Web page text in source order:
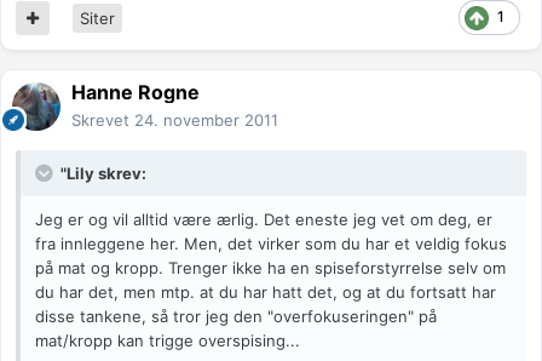
1
Siter
Hanne Rogne
Skrevet 24. november 2011
"Lily skrev:
Jeg er og vil alltid være ærlig. Det eneste jeg vet om deg, er
fra innleggene her. Men, det virker som du har et veldig fokus
på mat og kropp. Trenger ikke ha en spiseforstyrrelse selv om
du har det, men mtp. at du har hatt det, og at du fortsatt har
disse tankene, så tror jeg den "overfokuseringen" på
mat/kropp kan trigge overspising...